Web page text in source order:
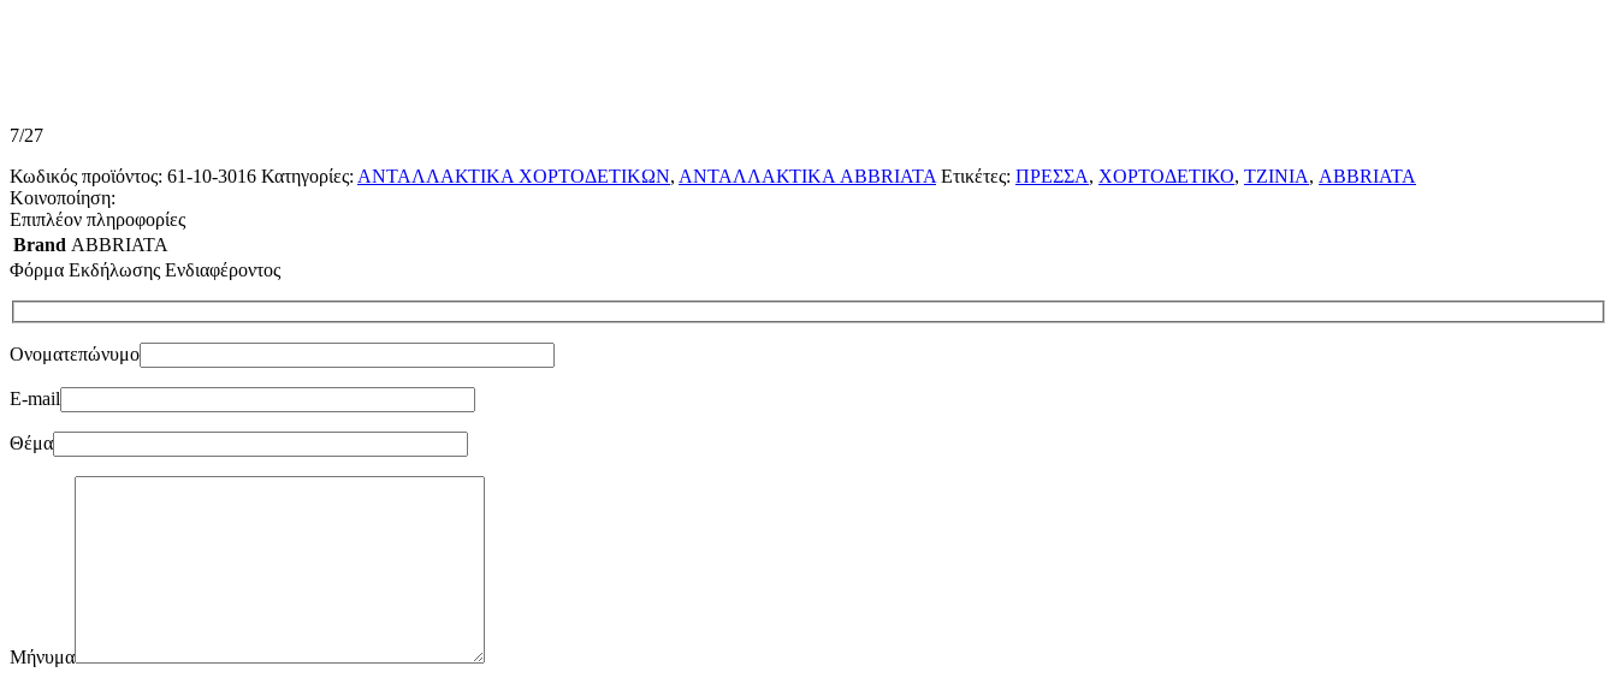
7/27
Κωδικός προϊόντος: 61-10-3016 Κατηγορίες: ΑΝΤΑΛΛΑΚΤΙΚΑ ΧΟΡΤΟΔΕΤΙΚΩΝ, ΑΝΤΑΛΛΑΚΤΙΚΑ ABBRIATA Ετικέτες: ΠΡΕΣΣΑ, ΧΟΡΤΟΔΕΤΙΚΟ, ΤΖΙΝΙΑ, ABBRIATA
Κοινοποίηση:
Επιπλέον πληροφορίες
Brand ABBRIATA
Φόρμα Εκδήλωσης Ενδιαφέροντος
Ονοματεπώνυμο
E-mail
Θέμα
Μήνυμα